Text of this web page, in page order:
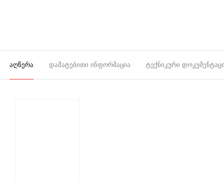
ᲐᲦᲬᲔᲠᲐ ᲓᲐᲛᲐᲢᲔᲑᲘᲗᲘ ᲘᲜᲤᲝᲠᲛᲐᲪᲘᲐ ᲢᲔᲥᲜᲘᲙᲣᲠᲘ